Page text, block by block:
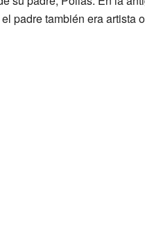
padre también era artista